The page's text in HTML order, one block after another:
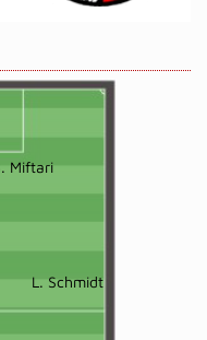
Miftari
L. Schmidt